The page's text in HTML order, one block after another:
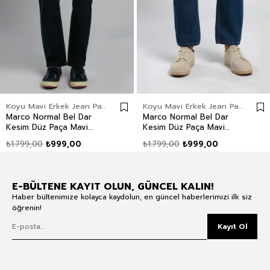
Koyu Mavi Erkek Jean Pantolon
Marco Normal Bel Dar
Kesim Düz Paça Mavi
₺999,00
₺1.799,00
Koyu Mavi Erkek Jean Pantolon
Marco Normal Bel Dar
Kesim Düz Paça Mavi
₺999,00
₺1.799,00
E-BÜLTENE KAYIT OLUN, GÜNCEL KALIN!
Haber bültenimize kolayca kaydolun, en güncel haberlerimizi ilk siz
öğrenin!
Kayıt Ol